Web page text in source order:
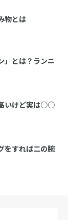
物とは
」とは？ランニ
いけど実は○○
をすれば二の腕